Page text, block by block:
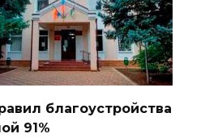
благоустройства
91%